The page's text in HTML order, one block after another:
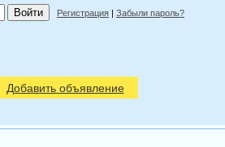
Регистрация | Забыли пароль?
Добавить объявление